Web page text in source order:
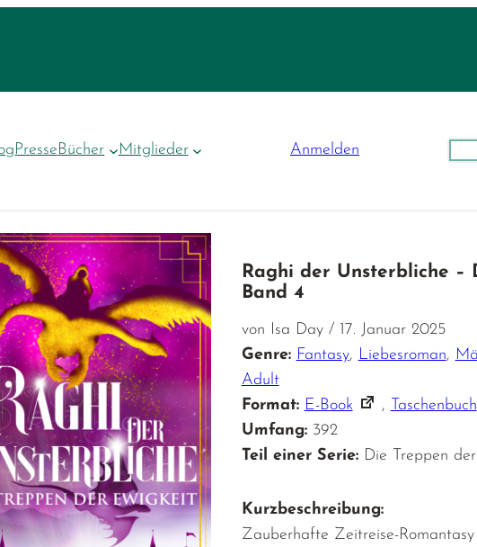
PresseBücher Mitglieder Anmelden
Raghi der Unsterbliche –
Band 4
von Isa Day / 17. Januar 2025
Genre: Fantasy, Liebesroman,
Adult
Format: E-Book ,
Taschenbuch
Umfang: 392
Teil einer Serie: Die Treppen
Kurzbeschreibung:
Zauberhafte Zeitreise-